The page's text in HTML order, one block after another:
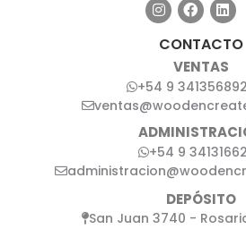
CONTACTO
VENTAS
+54 9
+54 9
DEPÓSITO
San Juan 3740 -